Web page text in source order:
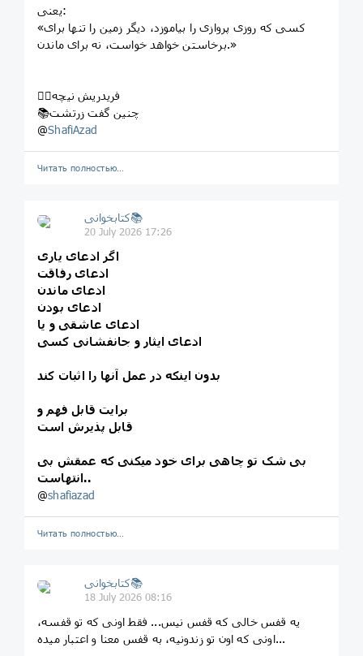
یعنی:
«کسی که روزی پروازی را بیاموزد، دیگر زمین را تنها برای
برخاستن خواهد خواست، نه برای ماندن.»
✍🏼فریدریش نیچه
📚چنین گفت زرتشت
@ShafiAzad
Читать полностью…
کتابخوانی📚
20 July 2026 17:26
اگر ادعای یاری
ادعای رفاقت
ادعای ماندن
ادعای بودن
ادعای عاشقی و یا
ادعای ایثار و جانفشانی کسی
بدون اینکه در عمل آنها را اثبات کند
برایت قابل فهم و
قابل پذیرش است
بی شک تو چاهی برای خود میکنی که عمقش بی
انتهاست..
@shafiazad
Читать полностью…
کتابخوانی📚
18 July 2026 08:16
یه قفس خالی که قفس نیس... فقط اونی که تو قفسه،
اونی که اون تو زندونیه، به قفس معنا و اعتبار میده...